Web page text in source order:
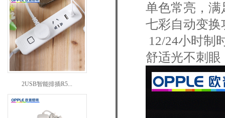
2USB智能排插R5...
单色常亮，
七彩自动变
12/24小时制
舒适光不刺